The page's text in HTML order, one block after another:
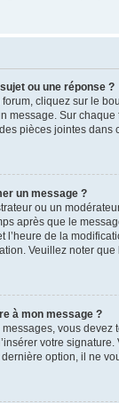
ou une réponse ?
cliquez sur le
message. Sur
pièces jointes dans
un message ?
ou un
après que le
l’heure de la
Veuillez noter
à mon message ?
vous
votre
option, il ne